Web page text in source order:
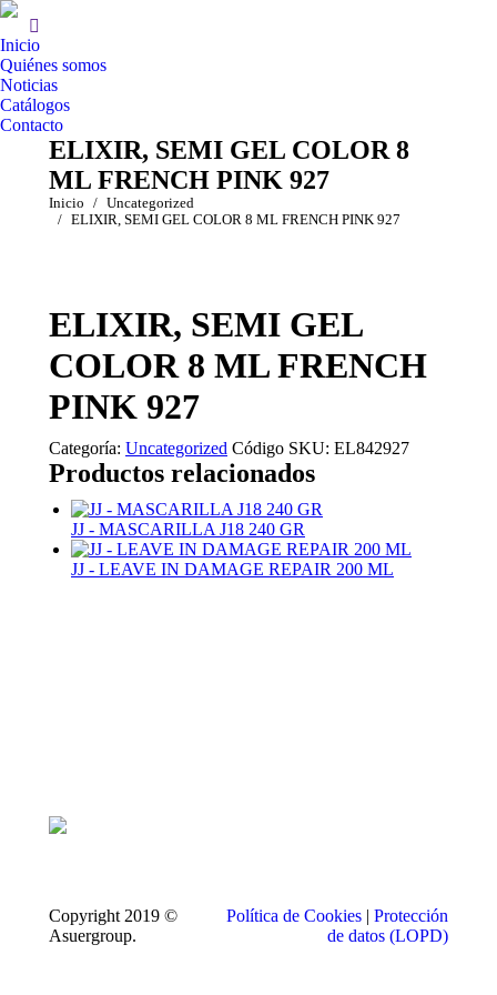
Inicio
Quiénes somos
Noticias
Catálogos
Contacto
ELIXIR, SEMI GEL COLOR 8
ML FRENCH PINK 927
Estás aquí:
Inicio
Uncategorized
ELIXIR, SEMI GEL COLOR 8 ML FRENCH PINK 927
ELIXIR, SEMI GEL
COLOR 8 ML FRENCH
PINK 927
Categoría: Uncategorized Código SKU: EL842927
Productos relacionados
JJ - MASCARILLA J18 240 GR
JJ - LEAVE IN DAMAGE REPAIR 200 ML
Copyright 2019 ©
Asuergroup.
Política de Cookies | Protección
de datos (LOPD)